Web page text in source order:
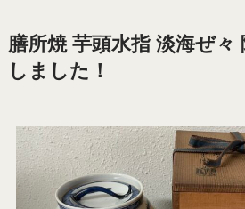
膳所焼 芋頭水指 淡海ぜ々
しました！